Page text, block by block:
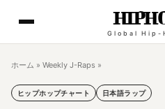
Global Hip-
ホーム » Weekly J-Raps »
ヒップホップチャート 日本語ラップ